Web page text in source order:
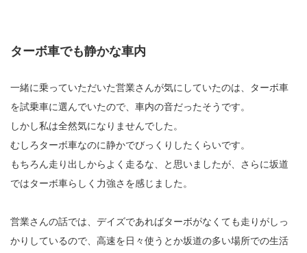
ターボ車でも静かな車内
一緒に乗っていただいた営業さんが気にしていたのは、ターボ車
を試乗車に選んでいたので、車内の音だったそうです。
しかし私は全然気になりませんでした。
むしろターボ車なのに静かでびっくりしたくらいです。
もちろん走り出しからよく走るな、と思いましたが、さらに坂道
ではターボ車らしく力強さを感じました。
営業さんの話では、デイズであればターボがなくても走りがしっ
かりしているので、高速を日々使うとか坂道の多い場所での生活